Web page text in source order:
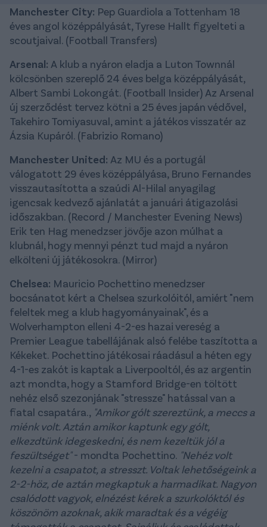
Manchester City: Pep Guardiola a Tottenham 18
éves angol középpályását, Tyrese Hallt figyelteti a
scoutjaival. (Football Transfers)
Arsenal: A klub a nyáron eladja a Luton Townnál
kölcsönben szereplő 24 éves belga középpályását,
Albert Sambi Lokongát. (Football Insider) Az Arsenal
új szerződést tervez kötni a 25 éves japán védővel,
Takehiro Tomiyasuval, amint a játékos visszatér az
Ázsia Kupáról. (Fabrizio Romano)
Manchester United: Az MU és a portugál
válogatott 29 éves középpályása, Bruno Fernandes
visszautasította a szaúdi Al-Hilal anyagilag
igencsak kedvező ajánlatát a januári átigazolási
időszakban. (Record / Manchester Evening News)
Erik ten Hag menedzser jövője azon múlhat a
klubnál, hogy mennyi pénzt tud majd a nyáron
elkölteni új játékosokra. (Mirror)
Chelsea: Mauricio Pochettino menedzser
bocsánatot kért a Chelsea szurkolóitól, amiért "nem
feleltek meg a klub hagyományainak", és a
Wolverhampton elleni 4-2-es hazai vereség a
Premier League tabellájának alsó felébe taszította a
Kékeket. Pochettino játékosai ráadásul a héten egy
4-1-es zakót is kaptak a Liverpooltól, és az argentin
azt mondta, hogy a Stamford Bridge-en töltött
nehéz első szezonjának "stressze" hatással van a
fiatal csapatára., "Amikor gólt szereztünk, a meccs a
miénk volt. Aztán amikor kaptunk egy gólt,
elkezdtünk idegeskedni, és nem kezeltük jól a
feszültséget"- mondta Pochettino. "Nehéz volt
kezelni a csapatot, a stresszt. Voltak lehetőségeink a
2-2-höz, de aztán megkaptuk a harmadikat. Nagyon
csalódott vagyok, elnézést kérek a szurkolóktól és
köszönöm azoknak, akik maradtak és a végéig